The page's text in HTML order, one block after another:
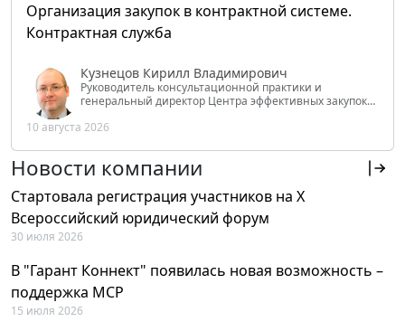
Организация закупок в контрактной системе.
Контрактная служба
Кузнецов Кирилл Владимирович
Руководитель консультационной практики и
генеральный директор Центра эффективных закупок
РФ
10 августа 2026
Новости компании
Стартовала регистрация участников на X
Всероссийский юридический форум
30 июля 2026
В "Гарант Коннект" появилась новая возможность –
поддержка MCP
15 июля 2026